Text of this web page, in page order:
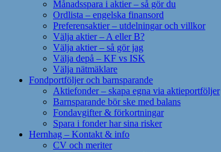
Månadsspara i aktier – så gör du
Ordlista – engelska finansord
Preferensaktier – utdelningar och villkor
Välja aktier – A eller B?
Välja aktier – så gör jag
Välja depå – KF vs ISK
Välja nätmäklare
Fondportföljer och barnsparande
Aktiefonder – skapa egna via aktieportföljer
Barnsparande bör ske med balans
Fondavgifter & förkortningar
Spara i fonder har sina risker
Hernhag – Kontakt & info
CV och meriter